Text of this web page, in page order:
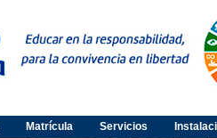
Matrícula Servicios